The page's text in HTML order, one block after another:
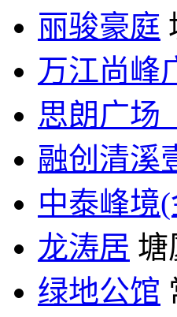
丽骏豪庭
万江尚峰
思朗广场
融创清溪
中泰峰境
龙涛居 塘
绿地公馆